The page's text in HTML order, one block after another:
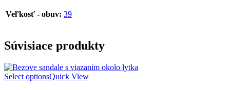
Veľkosť - obuv: 39
Súvisiace produkty
Select optionsQuick View